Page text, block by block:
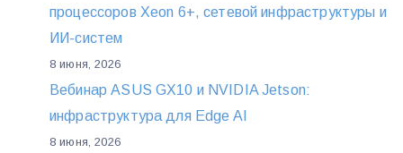
процессоров Xeon 6+, сетевой инфраструктуры и
ИИ-систем
8 июня, 2026
Вебинар ASUS GX10 и NVIDIA Jetson:
инфраструктура для Edge AI
8 июня, 2026